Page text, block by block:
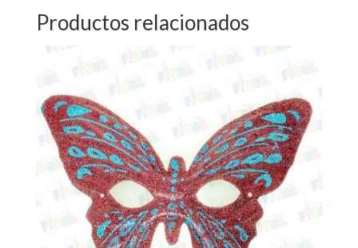
Productos relacionados